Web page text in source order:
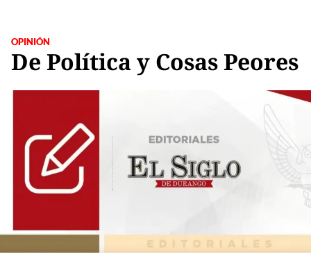
OPINIÓN
De Política y Cosas Peores